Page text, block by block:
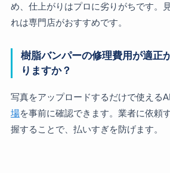
め、仕上がりはプロに劣りがちです。
れは専門店がおすすめです。
樹脂バンパーの修理費用が適正
りますか？
写真をアップロードするだけで使える
場を事前に確認できます。業者に依頼
握することで、払いすぎを防げます。